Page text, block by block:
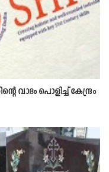
വാദം പൊളിച്ച് കേന്ദ്രം